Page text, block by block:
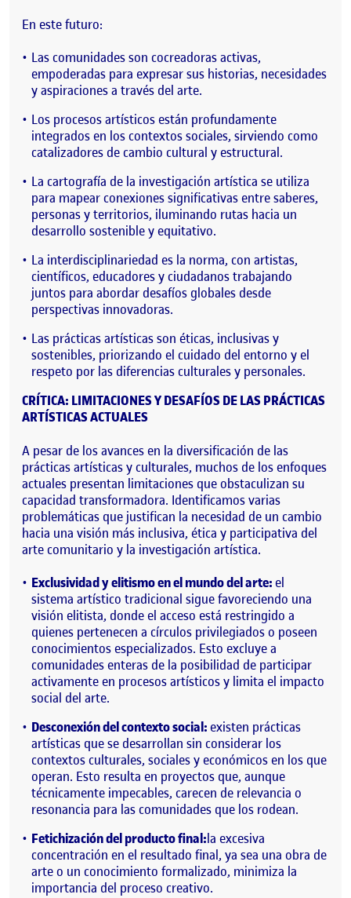
En este futuro:
Las comunidades son cocreadoras activas,
empoderadas para expresar sus historias, necesidades
y aspiraciones a través del arte.
Los procesos artísticos están profundamente
integrados en los contextos sociales, sirviendo como
catalizadores de cambio cultural y estructural.
La cartografía de la investigación artística se utiliza
para mapear conexiones significativas entre saberes,
personas y territorios, iluminando rutas hacia un
desarrollo sostenible y equitativo.
La interdisciplinariedad es la norma, con artistas,
científicos, educadores y ciudadanos trabajando
juntos para abordar desafíos globales desde
perspectivas innovadoras.
Las prácticas artísticas son éticas, inclusivas y
sostenibles, priorizando el cuidado del entorno y el
respeto por las diferencias culturales y personales.
CRÍTICA: LIMITACIONES Y DESAFÍOS DE LAS PRÁCTICAS
ARTÍSTICAS ACTUALES
A pesar de los avances en la diversificación de las
prácticas artísticas y culturales, muchos de los enfoques
actuales presentan limitaciones que obstaculizan su
capacidad transformadora. Identificamos varias
problemáticas que justifican la necesidad de un cambio
hacia una visión más inclusiva, ética y participativa del
arte comunitario y la investigación artística.
Exclusividad y elitismo en el mundo del arte:el
sistema artístico tradicional sigue favoreciendo una
visión elitista, donde el acceso está restringido a
quienes pertenecen a círculos privilegiados o poseen
conocimientos especializados. Esto excluye a
comunidades enteras de la posibilidad de participar
activamente en procesos artísticos y limita el impacto
social del arte.
Desconexión del contexto social:existen prácticas
artísticas que se desarrollan sin considerar los
contextos culturales, sociales y económicos en los que
operan. Esto resulta en proyectos que, aunque
técnicamente impecables, carecen de relevancia o
resonancia para las comunidades que los rodean.
Fetichización del producto final:la excesiva
concentración en el resultado final, ya sea una obra de
arte o un conocimiento formalizado, minimiza la
importancia del proceso creativo.